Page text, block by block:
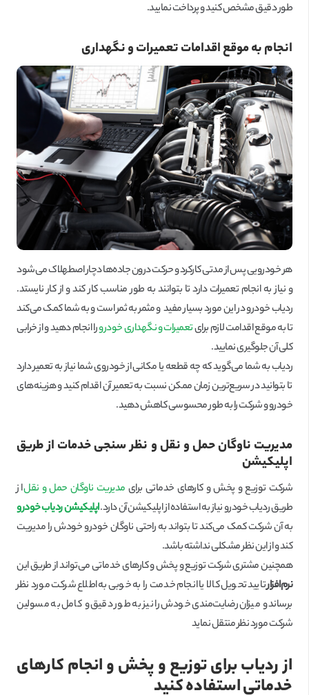
طور دقیق مشخص کنید و پرداخت نمایید.
انجام به موقع اقدامات تعمیرات و نگهداری
هر خودرویی پس از مدتی کارکرد و حرکت درون جاده‌ها دچار اصطهلاک می‌شود
و نیاز به انجام تعمیرات دارد تا بتوانند به طور مناسب کار کند و از کار نایستد.
ردیاب خودرو در این مورد بسیار مفید و مثمر به ثمر است و به شما کمک می‌کند
تا به موقع اقدامت لازم برایتعمیرات و نگهداری خودرورا انجام دهید و از خرابی
کلی آن جلوگیری نمایید.
ردیاب به شما می‌گوید که چه قطعه یا مکانی از خودروی شما نیاز به تعمیر دارد
تا بتوانید در سریع‌ترین زمان ممکن نسبت به تعمیر آن اقدام کنید و هزینه‌های
خودرو و شرکت را به طور محسوسی کاهش دهید.
مدیریت ناوگان حمل و نقل و نظر سنجی خدمات از طریق
اپلیکیشن
شرکت توزیع و پخش و کارهای خدماتی برای مدیریت ناوگان حمل و نقلاز
طریق ردیاب خودرو نیاز به استفاده از اپلیکیشن آن دارد.اپلیکیشن ردیاب خودرو
به آن شرکت کمک می‌کند تا بتواند به راحتی ناوگان خودرو خودش را مدیریت
کند و از این نظر مشکلی نداشته باشد.
همچنین مشتری شرکت توزیع و پخش و کارهای خدماتی می‌تواند از طریق این
نرم‌افزارتایید تحویل کالا یا انجام خدمت را به خوبی به اطلاع شرکت مورد نظر
برساند و میزان رضایت‌مندی خودش را نیز به طور دقیق و کامل به مسولین
شرکت مورد نظر منتقل نماید
از ردیاب برای توزیع و پخش و انجام کارهای
خدماتی استفاده کنید